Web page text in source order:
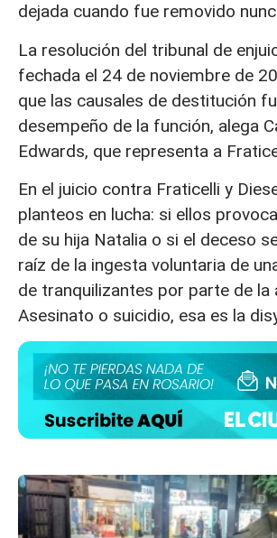
dejada cuando fue removido
La resolución del tribunal de
fechada el 24 de noviembre de
que las causales de destitución
desempeño de la función, alega
Edwards, que representa a
En el juicio contra Fraticelli y
planteos en lucha: si ellos
de su hija Natalia o si el deceso
raíz de la ingesta voluntaria de
de tranquilizantes por parte de la
Asesinato o suicidio, esa es la